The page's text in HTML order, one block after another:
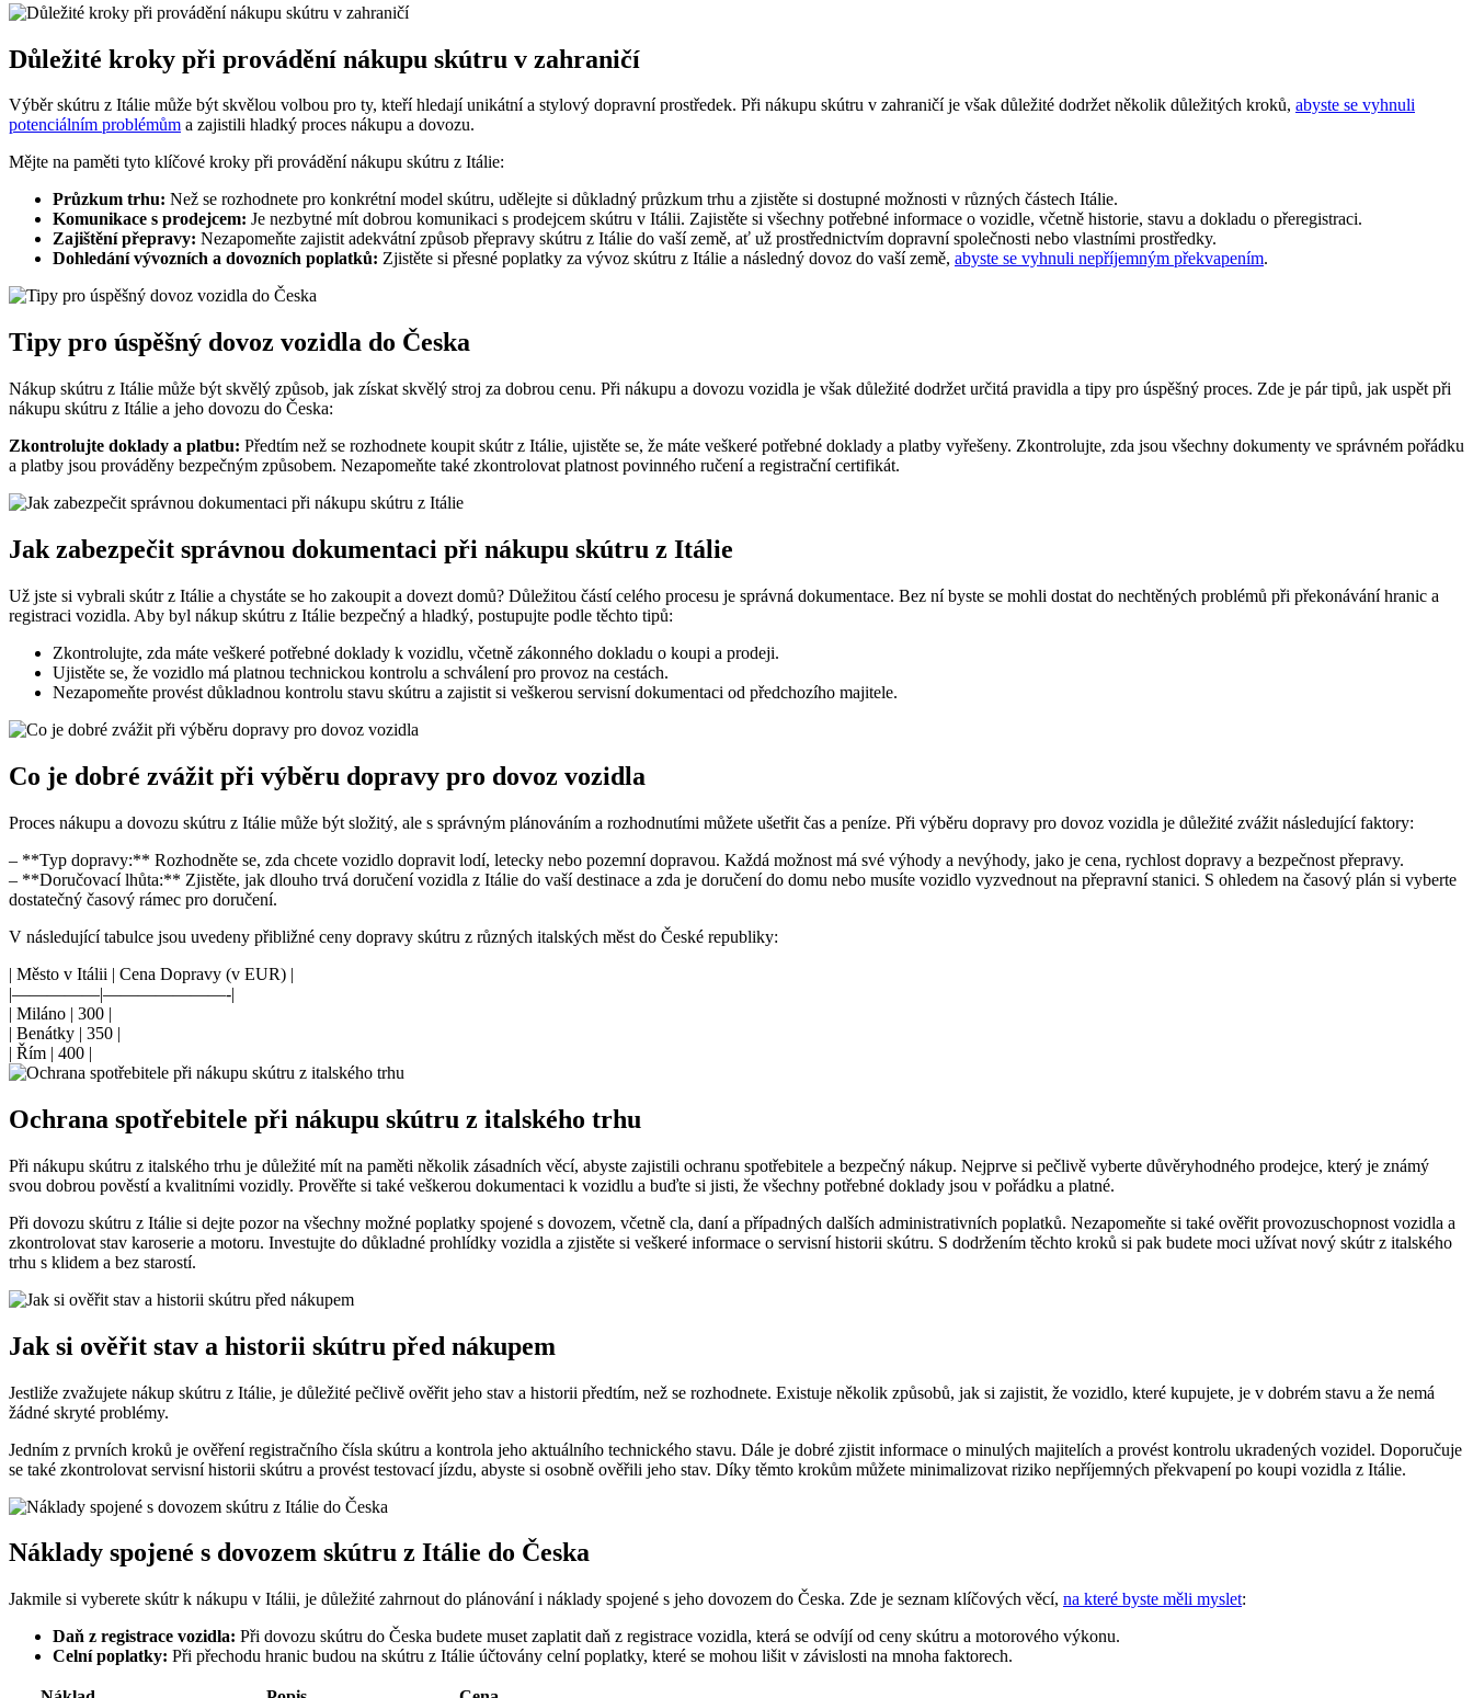
Důležité kroky při provádění nákupu skútru v zahraničí
Výběr skútru z Itálie může být skvělou volbou pro ty, kteří hledají unikátní a stylový dopravní prostředek. Při nákupu skútru v zahraničí je však důležité dodržet několik důležitých kroků, abyste se vyhnuli
potenciálním problémům a zajistili hladký proces nákupu a dovozu.
Mějte na paměti tyto klíčové kroky při provádění nákupu skútru z Itálie:
Průzkum trhu: Než se rozhodnete pro konkrétní model skútru, udělejte si důkladný průzkum trhu a zjistěte si dostupné možnosti v různých částech Itálie.
Komunikace s prodejcem: Je nezbytné mít dobrou komunikaci s prodejcem skútru v Itálii. Zajistěte si všechny potřebné informace o vozidle, včetně historie, stavu a dokladu o přeregistraci.
Zajištění přepravy: Nezapomeňte zajistit adekvátní způsob přepravy skútru z Itálie do vaší země, ať už prostřednictvím dopravní společnosti nebo vlastními prostředky.
Dohledání vývozních a dovozních poplatků: Zjistěte si přesné poplatky za vývoz skútru z Itálie a následný dovoz do vaší země, abyste se vyhnuli nepříjemným překvapením.
Tipy pro úspěšný dovoz vozidla do Česka
Nákup skútru z Itálie může být skvělý způsob, jak získat skvělý stroj za dobrou cenu. Při nákupu a dovozu vozidla je však důležité dodržet určitá pravidla a tipy pro úspěšný proces. Zde je pár tipů, jak uspět při
nákupu skútru z Itálie a jeho dovozu do Česka:
Zkontrolujte doklady a platbu: Předtím než se rozhodnete koupit skútr z Itálie, ujistěte se, že máte veškeré potřebné doklady a platby vyřešeny. Zkontrolujte, zda jsou všechny dokumenty ve správném pořádku
a platby jsou prováděny bezpečným způsobem. Nezapomeňte také zkontrolovat platnost povinného ručení a registrační certifikát.
Jak zabezpečit správnou dokumentaci při nákupu skútru z Itálie
Už jste si vybrali skútr z Itálie a chystáte se ho zakoupit a dovezt domů? Důležitou částí celého procesu je správná dokumentace. Bez ní byste se mohli dostat do nechtěných problémů při překonávání hranic a
registraci vozidla. Aby byl nákup skútru z Itálie bezpečný a hladký, postupujte podle těchto tipů:
Zkontrolujte, zda máte veškeré potřebné doklady k vozidlu, včetně zákonného dokladu o koupi a prodeji.
Ujistěte se, že vozidlo má platnou technickou kontrolu a schválení pro provoz na cestách.
Nezapomeňte provést důkladnou kontrolu stavu skútru a zajistit si veškerou servisní dokumentaci od předchozího majitele.
Co je dobré zvážit při výběru dopravy pro dovoz vozidla
Proces nákupu a dovozu skútru z Itálie může být složitý, ale s správným plánováním a rozhodnutími můžete ušetřit čas a peníze. Při výběru dopravy pro dovoz vozidla je důležité zvážit následující faktory:
– **Typ dopravy:** Rozhodněte se, zda chcete vozidlo dopravit lodí, letecky nebo pozemní dopravou. Každá možnost má své výhody a nevýhody, jako je cena, rychlost dopravy a bezpečnost přepravy.
– **Doručovací lhůta:** Zjistěte, jak dlouho trvá doručení vozidla z Itálie do vaší destinace a zda je doručení do domu nebo musíte vozidlo vyzvednout na přepravní stanici. S ohledem na časový plán si vyberte
dostatečný časový rámec pro doručení.
V následující tabulce jsou uvedeny přibližné ceny dopravy skútru z různých italských měst do České republiky:
| Město v Itálii | Cena Dopravy (v EUR) |
|—————|———————-|
| Miláno | 300 |
| Benátky | 350 |
| Řím | 400 |
Ochrana spotřebitele při nákupu skútru z italského trhu
Při nákupu skútru z italského trhu je důležité mít na paměti několik zásadních věcí, abyste zajistili ochranu spotřebitele a bezpečný nákup. Nejprve si pečlivě vyberte důvěryhodného prodejce, který je známý
svou dobrou pověstí a kvalitními vozidly. Prověřte si také veškerou dokumentaci k vozidlu a buďte si jisti, že všechny potřebné doklady jsou v pořádku a platné.
Při dovozu skútru z Itálie si dejte pozor na všechny možné poplatky spojené s dovozem, včetně cla, daní a případných dalších administrativních poplatků. Nezapomeňte si také ověřit provozuschopnost vozidla a
zkontrolovat stav karoserie a motoru. Investujte do důkladné prohlídky vozidla a zjistěte si veškeré informace o servisní historii skútru. S dodržením těchto kroků si pak budete moci užívat nový skútr z italského
trhu s klidem a bez starostí.
Jak si ověřit stav a historii skútru před nákupem
Jestliže zvažujete nákup skútru z Itálie, je důležité pečlivě ověřit jeho stav a historii předtím, než se rozhodnete. Existuje několik způsobů, jak si zajistit, že vozidlo, které kupujete, je v dobrém stavu a že nemá
žádné skryté problémy.
Jedním z prvních kroků je ověření registračního čísla skútru a kontrola jeho aktuálního technického stavu. Dále je dobré zjistit informace o minulých majitelích a provést kontrolu ukradených vozidel. Doporučuje
se také zkontrolovat servisní historii skútru a provést testovací jízdu, abyste si osobně ověřili jeho stav. Díky těmto krokům můžete minimalizovat riziko nepříjemných překvapení po koupi vozidla z Itálie.
Náklady spojené s dovozem skútru z Itálie do Česka
Jakmile si vyberete skútr k nákupu v Itálii, je důležité zahrnout do plánování i náklady spojené s jeho dovozem do Česka. Zde je seznam klíčových věcí, na které byste měli myslet:
Daň z registrace vozidla: Při dovozu skútru do Česka budete muset zaplatit daň z registrace vozidla, která se odvíjí od ceny skútru a motorového výkonu.
Celní poplatky: Při přechodu hranic budou na skútru z Itálie účtovány celní poplatky, které se mohou lišit v závislosti na mnoha faktorech.